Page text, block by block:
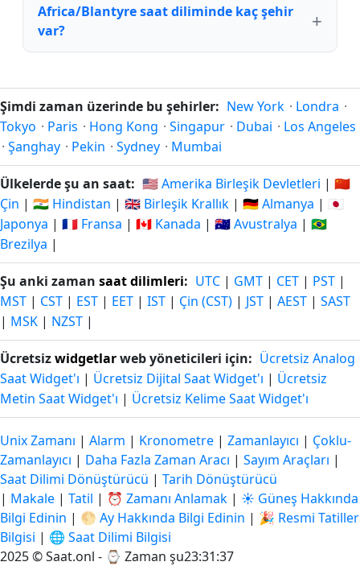
Africa/Blantyre saat diliminde kaç şehir
var?
Şimdi zaman üzerinde bu şehirler: New York · Londra ·
Tokyo · Paris · Hong Kong · Singapur · Dubai · Los Angeles
· Şanghay · Pekin · Sydney · Mumbai
Ülkelerde şu an saat: 🇺🇸 Amerika Birleşik Devletleri | 🇨🇳
Çin | 🇮🇳 Hindistan | 🇬🇧 Birleşik Krallık | 🇩🇪 Almanya | 🇯🇵
Japonya | 🇫🇷 Fransa | 🇨🇦 Kanada | 🇦🇺 Avustralya | 🇧🇷
Brezilya |
Şu anki zaman saat dilimleri: UTC | GMT | CET | PST |
MST | CST | EST | EET | IST | Çin (CST) | JST | AEST | SAST
| MSK | NZST |
Ücretsizwidgetlarweb yöneticileri için: Ücretsiz Analog
Saat Widget'ı | Ücretsiz Dijital Saat Widget'ı | Ücretsiz
Metin Saat Widget'ı | Ücretsiz Kelime Saat Widget'ı
Unix Zamanı | Alarm | Kronometre | Zamanlayıcı | Çoklu-
Zamanlayıcı | Daha Fazla Zaman Aracı | Sayım Araçları |
Saat Dilimi Dönüştürücü | Tarih Dönüştürücü
| Makale | Tatil | ⏰ Zamanı Anlamak | ☀️ Güneş Hakkında
Bilgi Edinin | 🌕 Ay Hakkında Bilgi Edinin | 🎉 Resmi Tatiller
Bilgisi | 🌐 Saat Dilimi Bilgisi
2025 © Saat.onl - ⌚ Zaman şu23:31:37